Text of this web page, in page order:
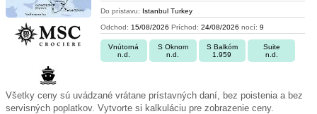
Do prístavu: Istanbul Turkey
Odchod: 15/08/2026 Príchod: 24/08/2026 nocí: 9
Vnútorná
n.d.
S Oknom
n.d.
S Balkóm
1.959
Suite
n.d.
Všetky ceny sú uvádzané vrátane prístavných daní, bez poistenia a bez
servisných poplatkov. Vytvorte si kalkuláciu pre zobrazenie ceny.